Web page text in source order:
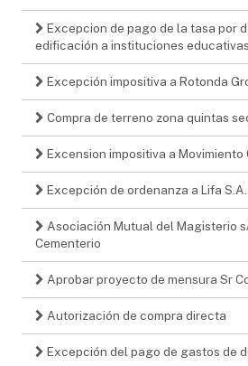
Excepcion de pago de la tasa por
edificación a instituciones educativas
Excepción impositiva a Rotonda
Compra de terreno zona quintas
Excension impositiva a Movimiento
Excepción de ordenanza a Lifa S.A.
Asociación Mutual del Magisterio
Cementerio
Aprobar proyecto de mensura Sr
Autorización de compra directa
Excepción del pago de gastos de